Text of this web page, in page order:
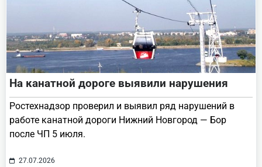
На канатной дороге выявили нарушения
Ростехнадзор проверил и выявил ряд нарушений в
работе канатной дороги Нижний Новгород — Бор
после ЧП 5 июля.
27.07.2026